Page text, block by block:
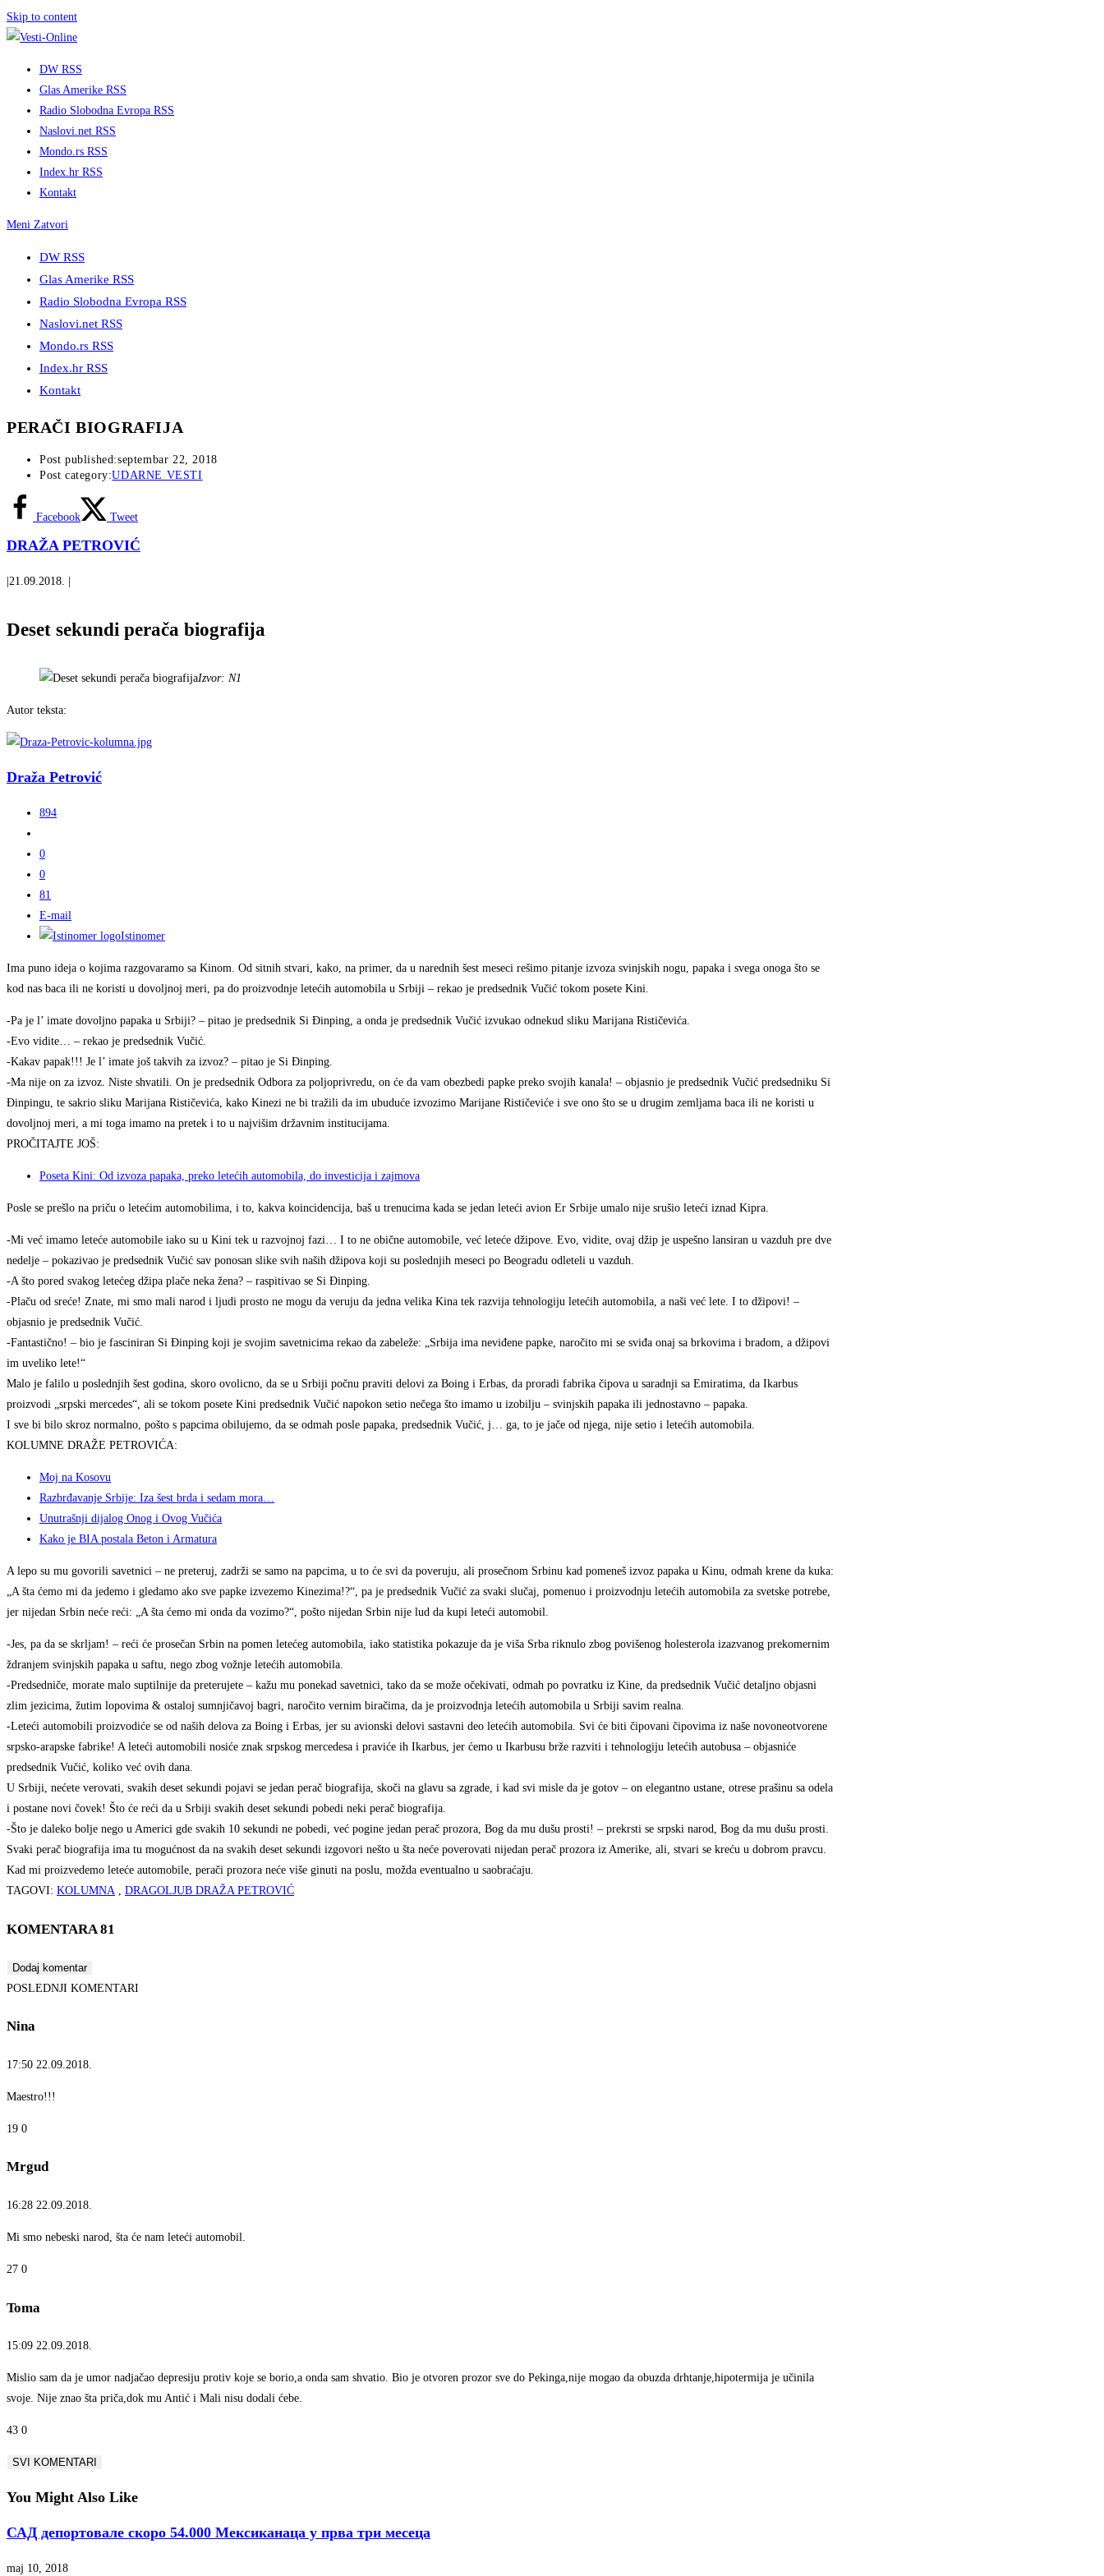
Skip to content
DW RSS
Glas Amerike RSS
Radio Slobodna Evropa RSS
Naslovi.net RSS
Mondo.rs RSS
Index.hr RSS
Kontakt
Meni Zatvori
DW RSS
Glas Amerike RSS
Radio Slobodna Evropa RSS
Naslovi.net RSS
Mondo.rs RSS
Index.hr RSS
Kontakt
PERAČI BIOGRAFIJA
Post published:septembar 22, 2018
Post category:UDARNE VESTI
Facebook Tweet
DRAŽA PETROVIĆ
21.09.2018.
Deset sekundi perača biografija
Izvor: N1
Autor teksta:
Draža Petrović
894
0
0
81
E-mail
Istinomer
Ima puno ideja o kojima razgovaramo sa Kinom. Od sitnih stvari, kako, na primer, da u narednih šest meseci rešimo pitanje izvoza svinjskih nogu, papaka i svega onoga što se
kod nas baca ili ne koristi u dovoljnoj meri, pa do proizvodnje letećih automobila u Srbiji – rekao je predsednik Vučić tokom posete Kini.
-Pa je l’ imate dovoljno papaka u Srbiji? – pitao je predsednik Si Đinping, a onda je predsednik Vučić izvukao odnekud sliku Marijana Rističevića.
-Evo vidite… – rekao je predsednik Vučić.
-Kakav papak!!! Je l’ imate još takvih za izvoz? – pitao je Si Đinping.
-Ma nije on za izvoz. Niste shvatili. On je predsednik Odbora za poljoprivredu, on će da vam obezbedi papke preko svojih kanala! – objasnio je predsednik Vučić predsedniku Si
Đinpingu, te sakrio sliku Marijana Rističevića, kako Kinezi ne bi tražili da im ubuduće izvozimo Marijane Rističeviće i sve ono što se u drugim zemljama baca ili ne koristi u
dovoljnoj meri, a mi toga imamo na pretek i to u najvišim državnim institucijama.
PROČITAJTE JOŠ:
Poseta Kini: Od izvoza papaka, preko letećih automobila, do investicija i zajmova
Posle se prešlo na priču o letećim automobilima, i to, kakva koincidencija, baš u trenucima kada se jedan leteći avion Er Srbije umalo nije srušio leteći iznad Kipra.
-Mi već imamo leteće automobile iako su u Kini tek u razvojnoj fazi… I to ne obične automobile, već leteće džipove. Evo, vidite, ovaj džip je uspešno lansiran u vazduh pre dve
nedelje – pokazivao je predsednik Vučić sav ponosan slike svih naših džipova koji su poslednjih meseci po Beogradu odleteli u vazduh.
-A što pored svakog letećeg džipa plače neka žena? – raspitivao se Si Đinping.
-Plaču od sreće! Znate, mi smo mali narod i ljudi prosto ne mogu da veruju da jedna velika Kina tek razvija tehnologiju letećih automobila, a naši već lete. I to džipovi! –
objasnio je predsednik Vučić.
-Fantastično! – bio je fasciniran Si Đinping koji je svojim savetnicima rekao da zabeleže: „Srbija ima neviđene papke, naročito mi se sviđa onaj sa brkovima i bradom, a džipovi
im uveliko lete!“
Malo je falilo u poslednjih šest godina, skoro ovolicno, da se u Srbiji počnu praviti delovi za Boing i Erbas, da proradi fabrika čipova u saradnji sa Emiratima, da Ikarbus
proizvodi „srpski mercedes“, ali se tokom posete Kini predsednik Vučić napokon setio nečega što imamo u izobilju – svinjskih papaka ili jednostavno – papaka.
I sve bi bilo skroz normalno, pošto s papcima obilujemo, da se odmah posle papaka, predsednik Vučić, j… ga, to je jače od njega, nije setio i letećih automobila.
KOLUMNE DRAŽE PETROVIĆA:
Moj na Kosovu
Razbrđavanje Srbije: Iza šest brda i sedam mora…
Unutrašnji dijalog Onog i Ovog Vučića
Kako je BIA postala Beton i Armatura
A lepo su mu govorili savetnici – ne preteruj, zadrži se samo na papcima, u to će svi da poveruju, ali prosečnom Srbinu kad pomeneš izvoz papaka u Kinu, odmah krene da kuka:
„A šta ćemo mi da jedemo i gledamo ako sve papke izvezemo Kinezima!?“, pa je predsednik Vučić za svaki slučaj, pomenuo i proizvodnju letećih automobila za svetske potrebe,
jer nijedan Srbin neće reći: „A šta ćemo mi onda da vozimo?“, pošto nijedan Srbin nije lud da kupi leteći automobil.
-Jes, pa da se skrljam! – reći će prosečan Srbin na pomen letećeg automobila, iako statistika pokazuje da je viša Srba riknulo zbog povišenog holesterola izazvanog prekomernim
ždranjem svinjskih papaka u saftu, nego zbog vožnje letećih automobila.
-Predsedniče, morate malo suptilnije da preterujete – kažu mu ponekad savetnici, tako da se može očekivati, odmah po povratku iz Kine, da predsednik Vučić detaljno objasni
zlim jezicima, žutim lopovima & ostaloj sumnjičavoj bagri, naročito vernim biračima, da je proizvodnja letećih automobila u Srbiji savim realna.
-Leteći automobili proizvodiće se od naših delova za Boing i Erbas, jer su avionski delovi sastavni deo letećih automobila. Svi će biti čipovani čipovima iz naše novoneotvorene
srpsko-arapske fabrike! A leteći automobili nosiće znak srpskog mercedesa i praviće ih Ikarbus, jer ćemo u Ikarbusu brže razviti i tehnologiju letećih autobusa – objasniće
predsednik Vučić, koliko već ovih dana.
U Srbiji, nećete verovati, svakih deset sekundi pojavi se jedan perač biografija, skoči na glavu sa zgrade, i kad svi misle da je gotov – on elegantno ustane, otrese prašinu sa odela
i postane novi čovek! Što će reći da u Srbiji svakih deset sekundi pobedi neki perač biografija.
-Što je daleko bolje nego u Americi gde svakih 10 sekundi ne pobedi, već pogine jedan perač prozora, Bog da mu dušu prosti! – prekrsti se srpski narod, Bog da mu dušu prosti.
Svaki perač biografija ima tu mogućnost da na svakih deset sekundi izgovori nešto u šta neće poverovati nijedan perač prozora iz Amerike, ali, stvari se kreću u dobrom pravcu.
Kad mi proizvedemo leteće automobile, perači prozora neće više ginuti na poslu, možda eventualno u saobraćaju.
TAGOVI: KOLUMNA , DRAGOLJUB DRAŽA PETROVIĆ
KOMENTARA 81
Dodaj komentar
POSLEDNJI KOMENTARI
Nina
17:50 22.09.2018.
Maestro!!!
19 0
Mrgud
16:28 22.09.2018.
Mi smo nebeski narod, šta će nam leteći automobil.
27 0
Toma
15:09 22.09.2018.
Mislio sam da je umor nadjačao depresiju protiv koje se borio,a onda sam shvatio. Bio je otvoren prozor sve do Pekinga,nije mogao da obuzda drhtanje,hipotermija je učinila
svoje. Nije znao šta priča,dok mu Antić i Mali nisu dodali ćebe.
43 0
SVI KOMENTARI
You Might Also Like
САД депортовале скоро 54.000 Мексиканаца у прва три месеца
maj 10, 2018